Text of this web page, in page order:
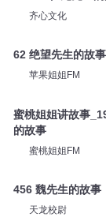
齐心文化
62 绝望先生的故事
苹果姐姐FM
蜜桃姐姐讲故事
的故事
蜜桃姐姐FM
456 魏先生的故事
天龙校尉